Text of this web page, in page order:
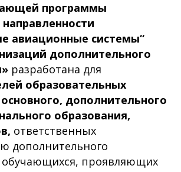
программы
авиационные системы“
дополнительного
разработана для
образовательных
дополнительного
образования,
ответственных
дополнительного
обучающихся, проявляющих